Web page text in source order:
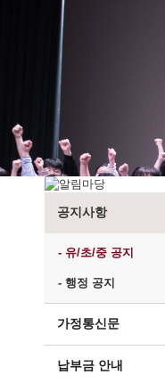
공지사항
- 유/초/중 공지
- 행정 공지
가정통신문
납부금 안내